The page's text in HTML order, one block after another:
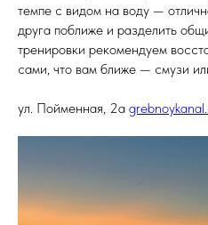
темпе с видом на воду —
друга поближе и разделить
тренировки рекомендуем
сами, что вам ближе — смузи
ул. Пойменная, 2а